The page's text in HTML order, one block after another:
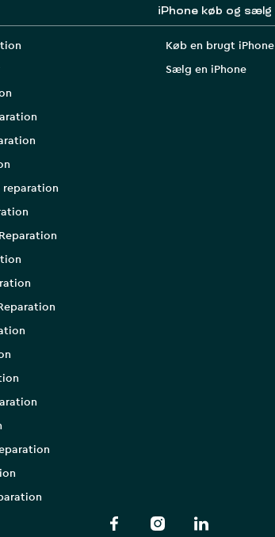
reparation
iPhone køb og sælg
Køb en brugt iPhone
Sælg en iPhone